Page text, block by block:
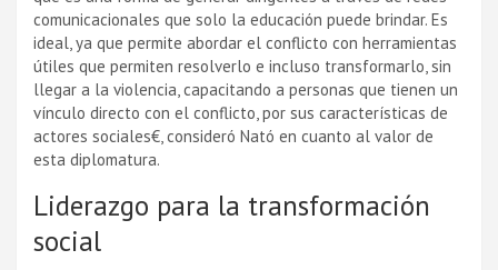
comunicacionales que solo la educación puede brindar. Es
ideal, ya que permite abordar el conflicto con herramientas
útiles que permiten resolverlo e incluso transformarlo, sin
llegar a la violencia, capacitando a personas que tienen un
ví­nculo directo con el conflicto, por sus caracterí­sticas de
actores sociales€, consideró Nató en cuanto al valor de
esta diplomatura.
Liderazgo para la transformación
social